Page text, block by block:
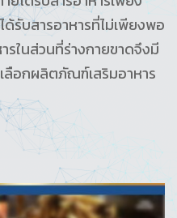
ด้รับสารอาหารที่ไม่เพียงพอ
ในส่วนที่ร่างกายขาดจึงมี
ลือกผลิตภัณฑ์เสริมอาหาร